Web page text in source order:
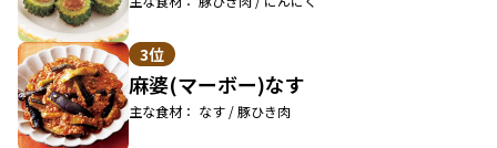
3位
麻婆(マーボー)なす
主な食材： なす / 豚ひき肉